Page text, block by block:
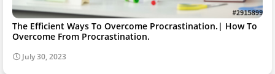
The Efficient Ways To Overcome Procrastination.| How To
Overcome From Procrastination.
July 30, 2023